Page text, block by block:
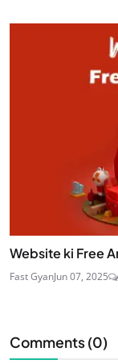
Website ki Free
Fast GyanJun 07, 2025
Comments (0)